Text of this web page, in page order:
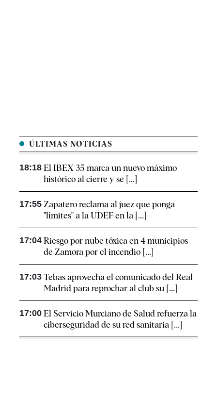
ÚLTIMAS NOTICIAS
18:18 El IBEX 35 marca un nuevo máximo
histórico al cierre y se [...]
17:55 Zapatero reclama al juez que ponga
"límites" a la UDEF en la [...]
17:04 Riesgo por nube tóxica en 4 municipios
de Zamora por el incendio [...]
17:03 Tebas aprovecha el comunicado del Real
Madrid para reprochar al club su [...]
17:00 El Servicio Murciano de Salud refuerza la
ciberseguridad de su red sanitaria [...]